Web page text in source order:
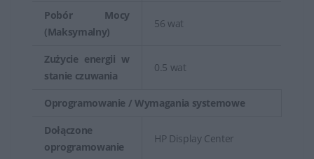
Pobór Mocy
(Maksymalny)
56 wat
Zużycie energii w
stanie czuwania
0.5 wat
Oprogramowanie / Wymagania systemowe
Dołączone
oprogramowanie
HP Display Center